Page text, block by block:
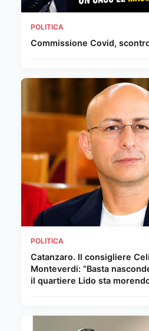
POLITICA
Commissione Covid,
POLITICA
Catanzaro. Il consigliere
Monteverdi: “Basta
il quartiere Lido sta